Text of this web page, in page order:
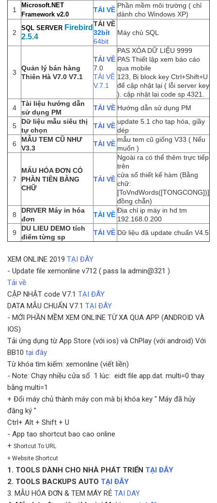
1
Microsoft.NET
Framework v2.0
TẢI VỀ
Phần mềm môi trường ( chỉ
dành cho Windows XP)
2
SQL SERVER Firebird
2.5.4
TẢI VỀ
32bít
64bit
Máy chủ SQL
3
Quản lý bán hàng
Thiên Hà V7.0 V7.1
TẢI VỀ
7.0
TẢI VỀ
V.7.1
PAS XÓA DỮ LIỆU 9999
PAS Thiết lập xem báo cáo
qua mobile
123, Bị block key Ctrl+Shift+U
để cập nhật lại ( lỗi server key
). cập nhật lại code sp 4321.
4
Tài liệu hướng dẫn
sử dụng PM
TẢI VỀ Hướng dẫn sử dụng PM
5
Dữ liệu mẫu siêu thị
tự chọn
TẢI VỀ
update 5.1 cho tạp hóa, giầy
dép
6
MẪU TEM CŨ NHƯ
V3.3
TẢI VỀ
mẫu tem cũ giống V33 ( Nếu
muốn )
7
MẤU HÓA ĐƠN CÓ
PHẦN TIỀN BẰNG
CHỮ
TẢI VỀ
Ngoài ra có thể thêm trực tiếp
trên
cửa sổ thiết kế hàm (Bằng
chữ:
[ToVndWords([TONGCONG])]
đồng chẵn)
8
DRIVER Máy in hóa
đơn
TẢI VỀ
Địa chỉ ip máy in hd tm
192.168.0.200
9
DU LIEU DEMO tích
điểm từng sp
TẢI VỀ Dữ liệu đã update chuẩn V4.5
XEM ONLINE 2019 TẠI ĐÂY
- Update file xemonline v712 ( pass la admin@321 )
Tải về
CẬP NHẬT code V7.1 TẠI ĐÂY
DATA MẪU CHUẨN V7.1 TẠI ĐÂY
- MỚI PHẦN MỀM XEM ONLINE TỪ XA QUA APP (ANDROID VÀ
IOS)
Tải ứng dụng từ App Store (với ios) và ChPlay (với android) Với
BB10 tại đây
Từ khóa tìm kiếm: xemonline (viết liền)
- Note: Chạy nhiều cửa sổ 1 lúc: eidt file app.dat. multi=0 thay
bằng multi=1
+ Đổi máy chủ thành máy con mà bị khóa key " Máy đã hủy
đăng ký "
Ctrl+ Alt + Shift + U
- App tao shortcut bao cao online
+ Shortcut To URL
+ Website Shortcut
1. TOOLS DÀNH CHO NHÀ PHÁT TRIỂN TẠI ĐÂY
2. TOOLS BACKUPS AUTO TẠI ĐÂY
3. MẪU HÓA ĐƠN & TEM MÁY RẺ TAI DAY